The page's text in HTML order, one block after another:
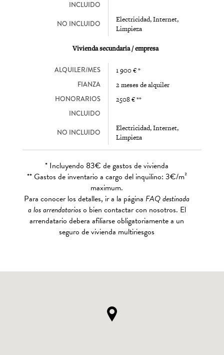
INCLUIDO
NO INCLUIDO
Electricidad, Internet,
Limpieza
Vivienda secundaria / empresa
ALQUILER/MES 1 900 € *
FIANZA 2 meses de alquiler
HONORARIOS 2508 € **
INCLUIDO
NO INCLUIDO
Electricidad, Internet,
Limpieza
* Incluyendo 83€ de gastos de vivienda
** Gastos de inventario a cargo del inquilino: 3€/m²
maximum.
Para conocer los detalles, ir a la página FAQ destinada
a los arrendatarioso bien contactar con nosotros. El
arrendatario debera afiliarse obligatoriamente a un
seguro de vivienda multiriesgos